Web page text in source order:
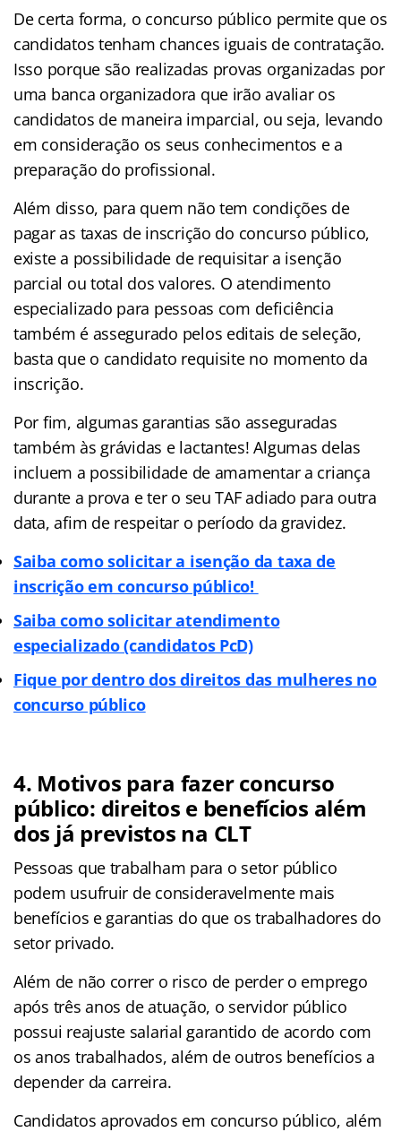
De certa forma, o concurso público permite que os
candidatos tenham chances iguais de contratação.
Isso porque são realizadas provas organizadas por
uma banca organizadora que irão avaliar os
candidatos de maneira imparcial, ou seja, levando
em consideração os seus conhecimentos e a
preparação do profissional.
Além disso, para quem não tem condições de
pagar as taxas de inscrição do concurso público,
existe a possibilidade de requisitar a isenção
parcial ou total dos valores. O atendimento
especializado para pessoas com deficiência
também é assegurado pelos editais de seleção,
basta que o candidato requisite no momento da
inscrição.
Por fim, algumas garantias são asseguradas
também às grávidas e lactantes! Algumas delas
incluem a possibilidade de amamentar a criança
durante a prova e ter o seu TAF adiado para outra
data, afim de respeitar o período da gravidez.
Saiba como solicitar a isenção da taxa de
inscrição em concurso público!
Saiba como solicitar atendimento
especializado (candidatos PcD)
Fique por dentro dos direitos das mulheres no
concurso público
4. Motivos para fazer concurso
público: direitos e benefícios além
dos já previstos na CLT
Pessoas que trabalham para o setor público
podem usufruir de consideravelmente mais
benefícios e garantias do que os trabalhadores do
setor privado.
Além de não correr o risco de perder o emprego
após três anos de atuação, o servidor público
possui reajuste salarial garantido de acordo com
os anos trabalhados, além de outros benefícios a
depender da carreira.
Candidatos aprovados em concurso público, além